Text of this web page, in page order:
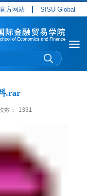
方网站 SISU Global
.rar
数： 1331